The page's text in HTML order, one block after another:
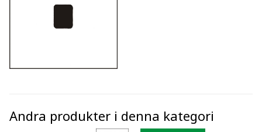
Andra produkter i denna kategori